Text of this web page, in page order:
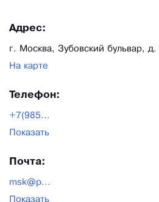
Адрес:
г. Москва, Зубовский бульвар,
На карте
Телефон:
+7(985...
Показать
Почта:
msk@p...
Показать